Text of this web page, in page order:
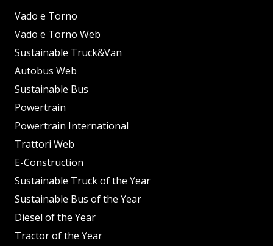
Vado e Torno
Vado e Torno Web
Sustainable Truck&Van
Autobus Web
Sustainable Bus
Powertrain
Powertrain International
Trattori Web
E-Construction
Sustainable Truck of the Year
Sustainable Bus of the Year
Diesel of the Year
Tractor of the Year